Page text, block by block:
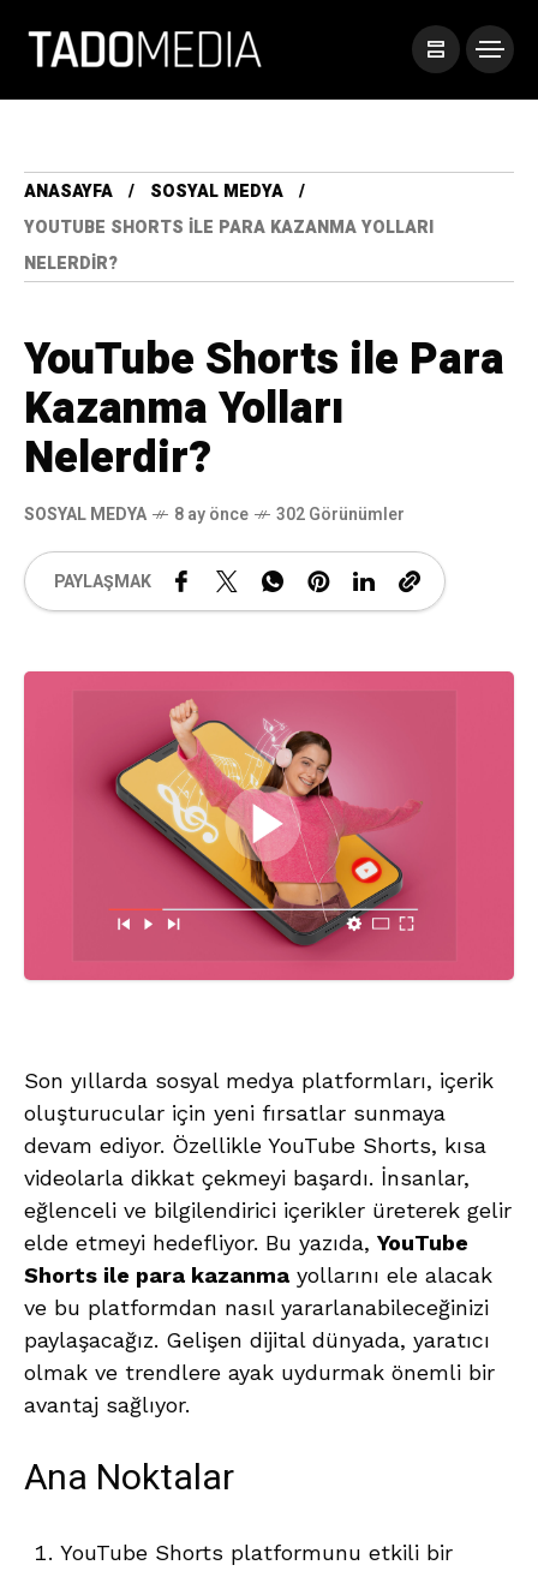
ANASAYFA
SOSYAL MEDYA
YOUTUBE SHORTS ILE PARA KAZANMA YOLLARI
NELERDIR?
YouTube Shorts ile Para
Kazanma Yolları
Nelerdir?
SOSYAL MEDYA 8 ay önce 302 Görünümler
PAYLAŞMAK
Son yıllarda sosyal medya platformları, içerik
oluşturucular için yeni fırsatlar sunmaya
devam ediyor. Özellikle YouTube Shorts, kısa
videolarla dikkat çekmeyi başardı. İnsanlar,
eğlenceli ve bilgilendirici içerikler üreterek gelir
elde etmeyi hedefliyor. Bu yazıda, YouTube
Shorts ile para kazanma yollarını ele alacak
ve bu platformdan nasıl yararlanabileceğinizi
paylaşacağız. Gelişen dijital dünyada, yaratıcı
olmak ve trendlere ayak uydurmak önemli bir
avantaj sağlıyor.
Ana Noktalar
YouTube Shorts platformunu etkili bir